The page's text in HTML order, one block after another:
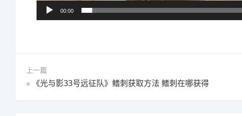
00:00
上一篇
« 《光与影33号远征队》鳍刺获取方法 鳍刺在哪获得